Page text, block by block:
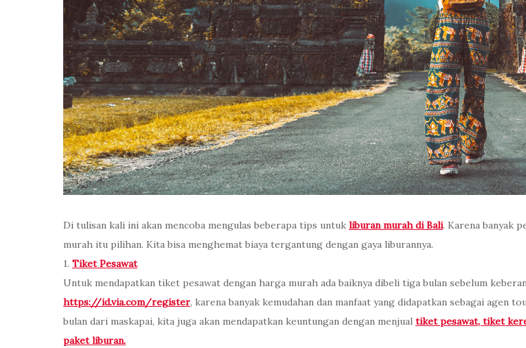
Di tulisan kali ini akan mencoba mengulas beberapa tips untuk liburan murah di Bali. Karena banyak
murah itu pilihan. Kita bisa menghemat biaya tergantung dengan gaya liburannya.
1. Tiket Pesawat
Untuk mendapatkan tiket pesawat dengan harga murah ada baiknya dibeli tiga bulan sebelum
https://id.via.com/register, karena banyak kemudahan dan manfaat yang didapatkan sebagai agen
bulan dari maskapai, kita juga akan mendapatkan keuntungan dengan menjual tiket pesawat, tiket
paket liburan.